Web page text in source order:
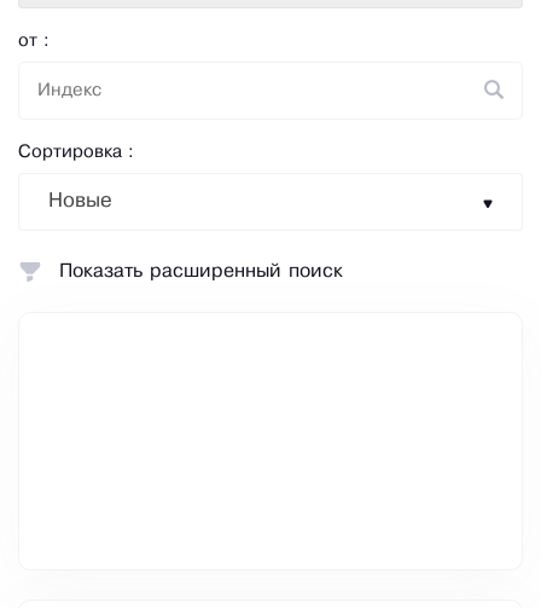
от :
Сортировка :
Новые
Показать расширенный поиск